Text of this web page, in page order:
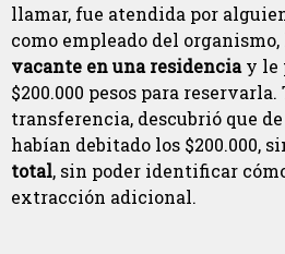
llamar, fue atendida por
como empleado del organismo,
vacante en una residenciay le
$200.000 pesos para
transferencia, descubrió que
habían debitado los $200.000,
total, sin poder identificar
extracción adicional.